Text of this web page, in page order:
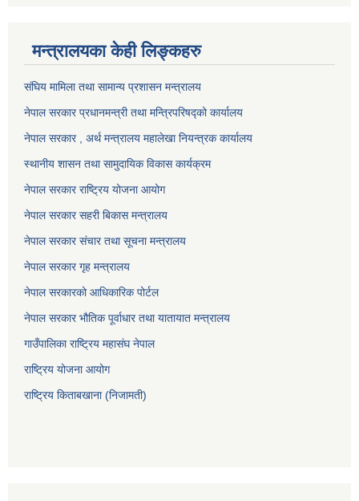
मन्त्रालयका केही लिङ्कहरु
संघिय मामिला तथा सामान्य प्रशासन मन्त्रालय
नेपाल सरकार प्रधानमन्त्री तथा मन्त्रिपरिषद्को कार्यालय
नेपाल सरकार , अर्थ मन्त्रालय महालेखा नियन्त्रक कार्यालय
स्थानीय शासन तथा सामुदायिक विकास कार्यक्रम
नेपाल सरकार राष्ट्रिय योजना आयोग
नेपाल सरकार सहरी बिकास मन्त्रालय
नेपाल सरकार संचार तथा सूचना मन्त्रालय
नेपाल सरकार गृह मन्त्रालय
नेपाल सरकारको आधिकारिक पोर्टल
नेपाल सरकार भौतिक पूर्वाधार तथा यातायात मन्त्रालय
गाउँपालिका राष्ट्रिय महासंघ नेपाल
राष्ट्रिय योजना आयोग
राष्ट्रिय किताबखाना (निजामती)